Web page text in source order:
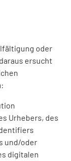
oder
ersucht
Urhebers, des
und/oder
digitalen